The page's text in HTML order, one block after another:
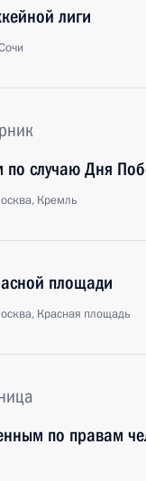
лиги
по случаю Дня
Кремль
площади
Красная площадь
по правам